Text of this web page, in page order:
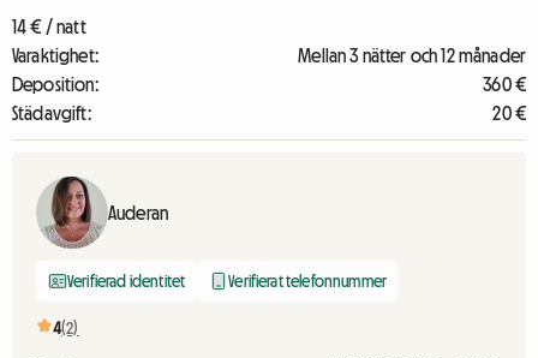
14 € / natt
Varaktighet:
Mellan 3 nätter och 12 månader
Deposition:
360 €
Städavgift:
20 €
Auderan
Verifierad identitet Verifierat telefonnummer
4(2)